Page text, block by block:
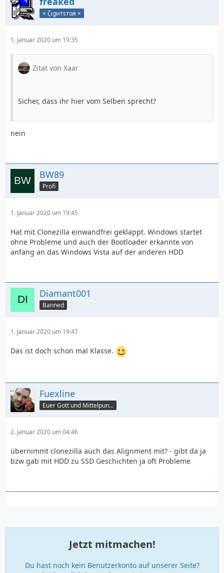
× ζιgнтѕтαя ×
1. Januar 2020 um 19:35
Zitat von Xaar
Sicher, dass ihr hier vom Selben sprecht?
nein
BW89
Profi
1. Januar 2020 um 19:45
Hat mit Clonezilla einwandfrei geklappt. Windows startet
ohne Probleme und auch der Bootloader erkannte von
anfang an das Windows Vista auf der anderen HDD
Diamant001
Banned
1. Januar 2020 um 19:47
Das ist doch schon mal Klasse.
Fuexline
Euer Gott und Mittelpunkt
2. Januar 2020 um 04:46
übernimmt clonezilla auch das Alignment mit? - gibt da ja
bzw gab mit HDD zu SSD Geschichten ja oft Probleme
Jetzt mitmachen!
Du hast noch kein Benutzerkonto auf unserer Seite?